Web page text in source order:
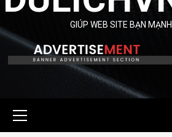
GIÚP WEB SITE BẠN
Menu